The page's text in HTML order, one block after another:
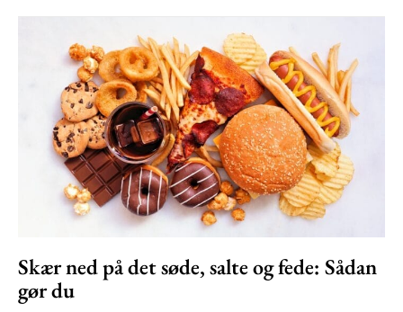
Skær ned på det søde, salte og fede: Sådan
gør du